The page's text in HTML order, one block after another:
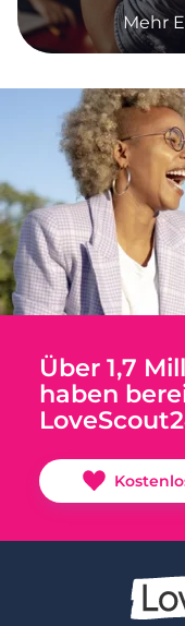
Mehr
Über 1,7
haben